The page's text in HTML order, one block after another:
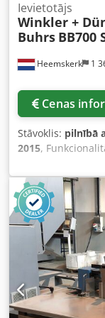
Heemskerk 1
Ievietotājs
Winkler +
Buhrs BB700
Cenas
Stāvoklis: pilnībā
2015,
pieejama W+D
ievietošanas
pamatiekārta!!!!!
stāvoklis ir ļoti
nepieciešamo
apgriezienu.
Mueller
sistēmas kanālu
aizvilkšanai/
dokumentiem).
lietotu Mueller